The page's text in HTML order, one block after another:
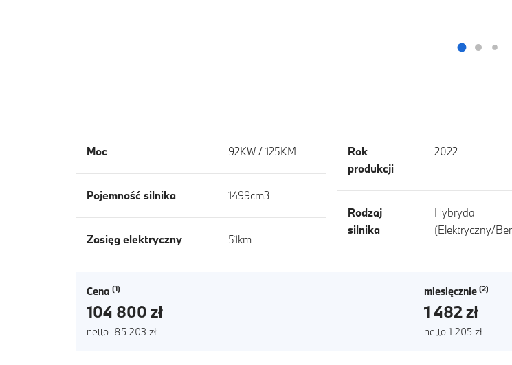
Moc 92KW / 125KM
Pojemność silnika 1499cm3
Zasięg elektryczny 51km
Rok
produkcji
2022
Rodzaj
silnika
Hybryda
(Elektryczny/
Cena
104 800 zł
netto 85 203 zł
miesięcznie
1 482 zł
netto 1 205 zł